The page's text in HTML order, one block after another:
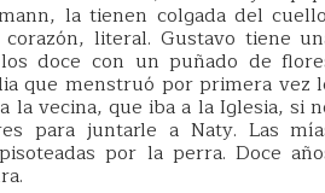
la tienen colgada del
literal. Gustavo tiene
doce con un puñado de
que menstruó por primera vez
la vecina, que iba a la Iglesia, si
para juntarle a Naty. Las
por la perra. Doce